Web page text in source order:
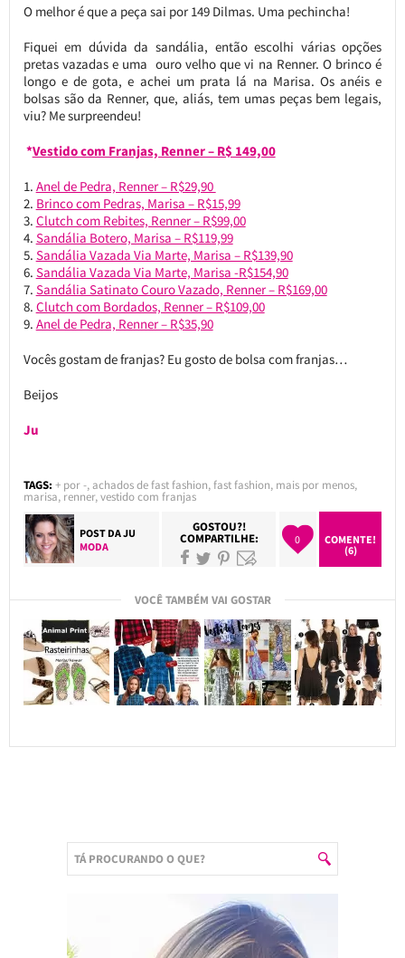
O melhor é que a peça sai por 149 Dilmas. Uma pechincha!
Fiquei em dúvida da sandália, então escolhi várias opções
pretas vazadas e uma ouro velho que vi na Renner. O brinco é
longo e de gota, e achei um prata lá na Marisa. Os anéis e
bolsas são da Renner, que, aliás, tem umas peças bem legais,
viu? Me surpreendeu!
*Vestido com Franjas, Renner – R$ 149,00
Anel de Pedra, Renner – R$29,90
Brinco com Pedras, Marisa – R$15,99
Clutch com Rebites, Renner – R$99,00
Sandália Botero, Marisa – R$119,99
Sandália Vazada Via Marte, Marisa – R$139,90
Sandália Vazada Via Marte, Marisa -R$154,90
Sandália Satinato Couro Vazado, Renner – R$169,00
Clutch com Bordados, Renner – R$109,00
Anel de Pedra, Renner – R$35,90
Vocês gostam de franjas? Eu gosto de bolsa com franjas…
Beijos
Ju
TAGS: + por -,achados de fast fashion,fast fashion, mais por menos,
marisa, renner,vestido com franjas
POST DAJU
MODA
GOSTOU?!
COMPARTILHE: 0
COMENTE!
(6)
VOCÊ TAMBÉM VAI GOSTAR